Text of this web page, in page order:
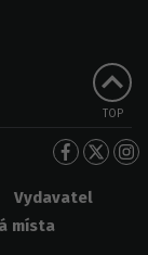
TOP
Vydavatel
místa